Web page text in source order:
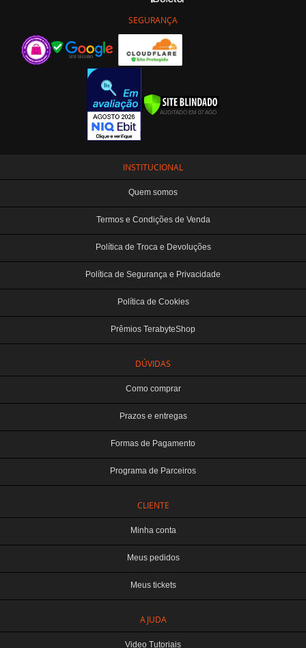
SEGURANÇA
INSTITUCIONAL
Quem somos
Termos e Condições de Venda
Política de Troca e Devoluções
Política de Segurança e Privacidade
Política de Cookies
Prêmios TerabyteShop
DÚVIDAS
Como comprar
Prazos e entregas
Formas de Pagamento
Programa de Parceiros
CLIENTE
Minha conta
Meus pedidos
Meus tickets
AJUDA
Video Tutoriais
TERABYTE ATACADO E VAREJO DE PRODUTOS DE INFORMATICA LTDA
CNPJ: 07.993.973/0001-18 | Curitiba-PR